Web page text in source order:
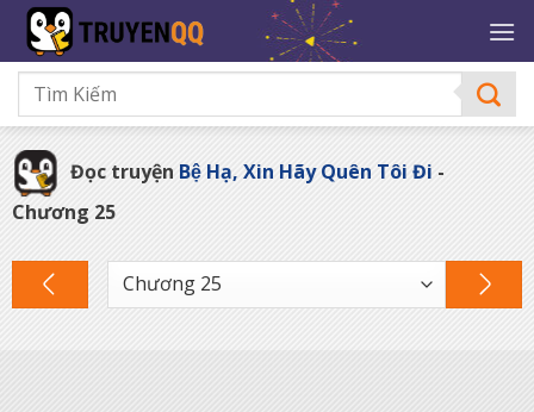
qua
nội
dung
Đọc truyện Bệ Hạ, Xin Hãy Quên Tôi Đi -
Chương 25